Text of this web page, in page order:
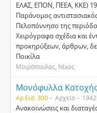
ΕΛΑΣ, ΕΠΟΝ, ΠΕΕΑ, ΚΚΕ)
Παράνοµος
Πελοπόννησο της
Χειρόγραφα σχέδια και
προκηρύξεων, άρθρων,
Ποικίλα
Μοιρόπουλος, Νίκος
Μονόφυλλα
Αρ.Εισ. 300 Αρχείο
Ανακοινώσεις και